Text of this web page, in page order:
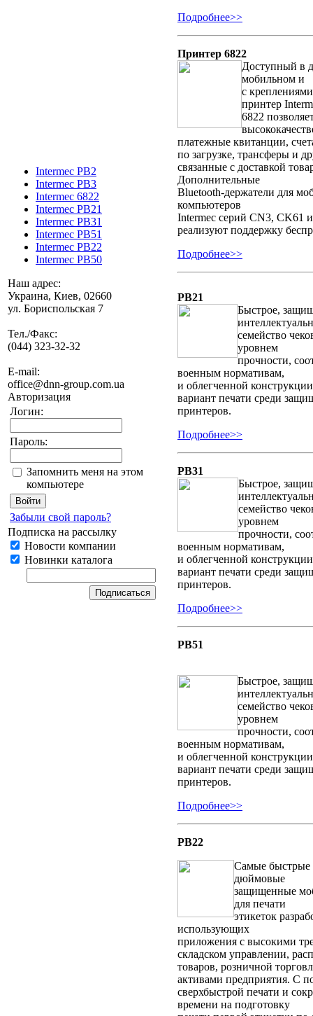
Intermec PB2
Intermec PB3
Intermec 6822
Intermec PB21
Intermec PB31
Intermec PB51
Intermec PB22
Intermec PB50
Наш адрес:
Украина, Киев, 02660
ул. Бориспольская 7
Тел./Факс:
(044) 323-32-32
E-mail:
office@dnn-group.com.ua
Авторизация
Логин:
Пароль:
Запомнить меня на этом
компьютере
Забыли свой пароль?
Подписка на рассылку
Новости компании
Новинки каталога
Подробнее>>
Принтер 6822
Доступный в
мобильном и
с
принтер
6822
платежные квитанции,
по загрузке, трансферы и
связанные с доставкой
Дополнительные
Bluetooth-держатели для
компьютеров
Intermec серий CN3, CK61
реализуют поддержку
Подробнее>>
PB21
Быстрое,
семейство
уровнем
прочности,
военным нормативам,
и облегченной
вариант печати среди
принтеров.
Подробнее>>
PB31
Быстрое,
семейство
уровнем
прочности,
военным нормативам,
и облегченной
вариант печати среди
принтеров.
Подробнее>>
PB51
Быстрое,
семейство
уровнем
прочности,
военным нормативам,
и облегченной
вариант печати среди
принтеров.
Подробнее>>
PB22
Самые быстрые
дюймовые
защищенные
для печати
этикеток
использующих
приложения с высокими
складском управлении,
товаров, розничной
активами предприятия. С
сверхбыстрой печати и
времени на подготовку